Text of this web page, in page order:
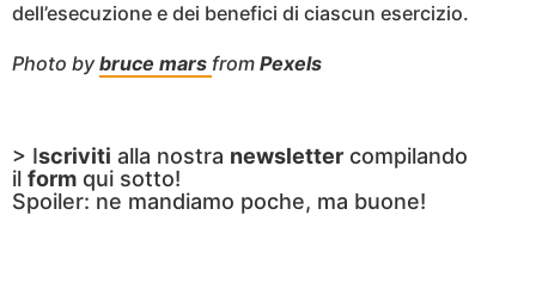
dell’esecuzione e dei benefici di ciascun esercizio.
Photo bybruce mars from Pexels
> Iscriviti alla nostra newsletter compilando
il form qui sotto!
Spoiler: ne mandiamo poche, ma buone!